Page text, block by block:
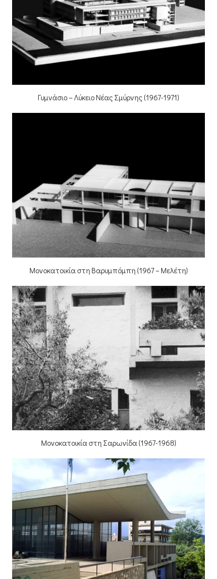
Γυμνάσιο – Λύκειο Νέας Σμύρνης (1967-1971)
Μονοκατοικία στη Βαρυμπόμπη (1967 – Μελέτη)
Μονοκατοικία στη Σαρωνίδα (1967-1968)